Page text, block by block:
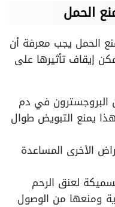
الحمل
الحمل يجب معرفة أن
إيقاف تأثيرها على
البروجسترون في دم
يمنع التبويض طوال
الأخرى المساعدة
لعنق الرحم
ومنعها من الوصول